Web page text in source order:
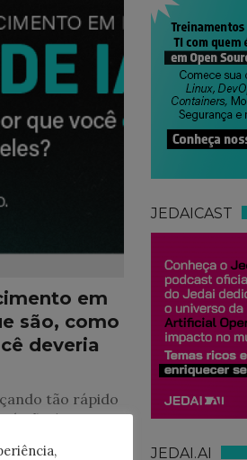
em
são, como
deveria
tão rápido
já não é
JEDAICAST
JEDAI.AI